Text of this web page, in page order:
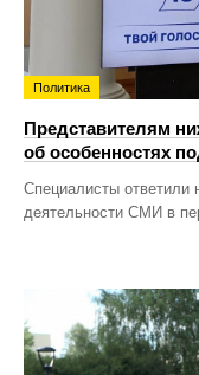
Политика
Представителям
об особенностях
Специалисты ответили
деятельности СМИ в